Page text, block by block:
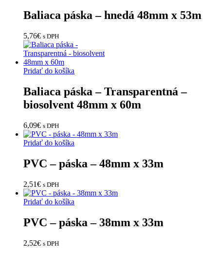
Baliaca páska – hnedá 48mm x 53m
5,76€ s DPH
Pridať do košíka
Baliaca páska – Transparentná –
biosolvent 48mm x 60m
6,09€ s DPH
Pridať do košíka
PVC – páska – 48mm x 33m
2,51€ s DPH
Pridať do košíka
PVC – páska – 38mm x 33m
2,52€ s DPH